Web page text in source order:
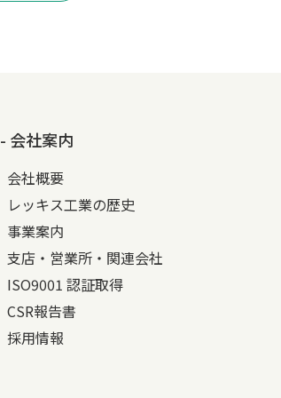
- 会社案内
会社概要
レッキス工業の歴史
事業案内
支店・営業所・関連会社
ISO9001 認証取得
CSR報告書
採用情報